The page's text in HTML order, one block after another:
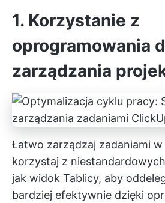
1. Korzystanie z
oprogramowania
zarządzania
Łatwo zarządzaj zadaniami w
korzystaj z
jak widok Tablicy, aby
bardziej efektywnie dzięki